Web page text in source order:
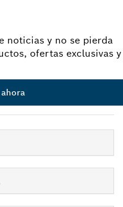
noticias y no se pierda
ofertas exclusivas y